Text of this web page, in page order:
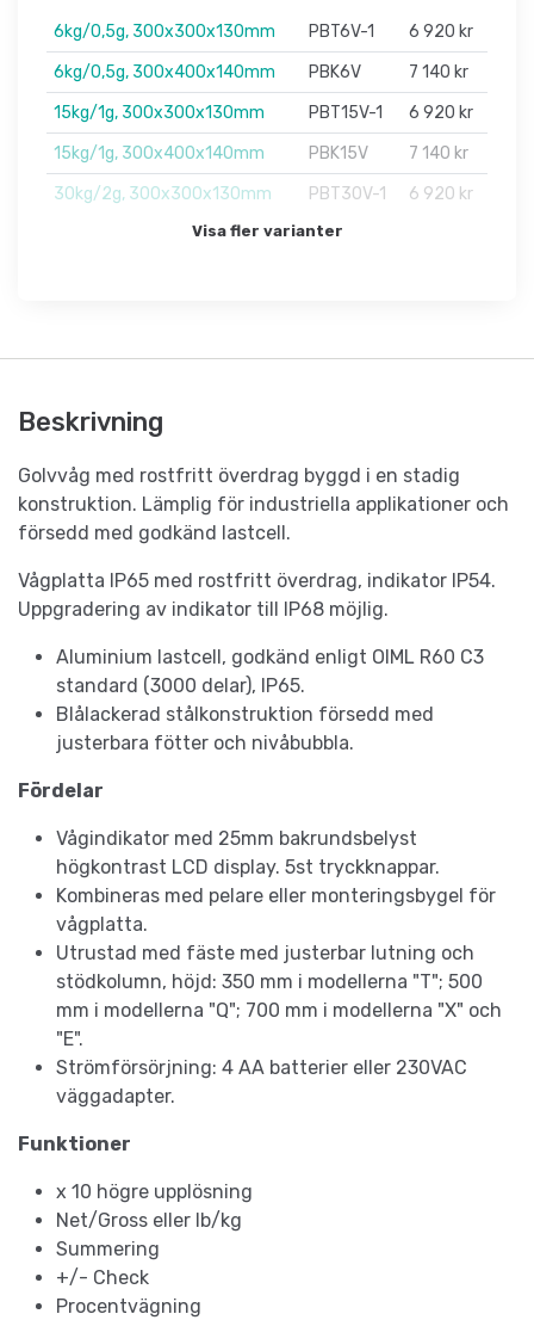
6kg/0,5g, 300x300x130mm PBT6V-1
6 920 kr
6kg/0,5g, 300x400x140mm
PBK6V
7 140 kr
15kg/1g, 300x300x130mm
PBT15V-1
6 920 kr
15kg/1g, 300x400x140mm
PBK15V
7 140 kr
30kg/2g, 300x300x130mm
PBT30V-1 6 920 kr
Visa fler varianter
Beskrivning
Golvvåg med rostfritt överdrag byggd i en stadig
konstruktion. Lämplig för industriella applikationer och
försedd med godkänd lastcell.
Vågplatta IP65 med rostfritt överdrag, indikator IP54.
Uppgradering av indikator till IP68 möjlig.
Aluminium lastcell, godkänd enligt OIML R60 C3
standard (3000 delar), IP65.
Blålackerad stålkonstruktion försedd med
justerbara fötter och nivåbubbla.
Fördelar
Vågindikator med 25mm bakrundsbelyst
högkontrast LCD display. 5st tryckknappar.
Kombineras med pelare eller monteringsbygel för
vågplatta.
Utrustad med fäste med justerbar lutning och
stödkolumn, höjd: 350 mm i modellerna "T"; 500
mm i modellerna "Q"; 700 mm i modellerna "X" och
"E".
Strömförsörjning: 4 AA batterier eller 230VAC
väggadapter.
Funktioner
x 10 högre upplösning
Net/Gross eller lb/kg
Summering
+/- Check
Procentvägning